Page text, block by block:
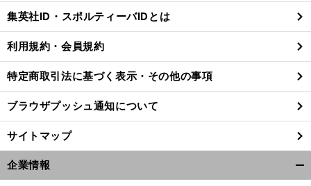
る
集英社ID・スポルティーバIDとは
利用規約・会員規約
特定商取引法に基づく表示・その他の事項
ブラウザプッシュ通知について
サイトマップ
企業情報